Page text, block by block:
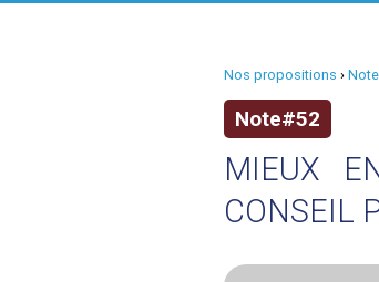
Nos propositions ›
Note#52
MIEUX
CONSEIL